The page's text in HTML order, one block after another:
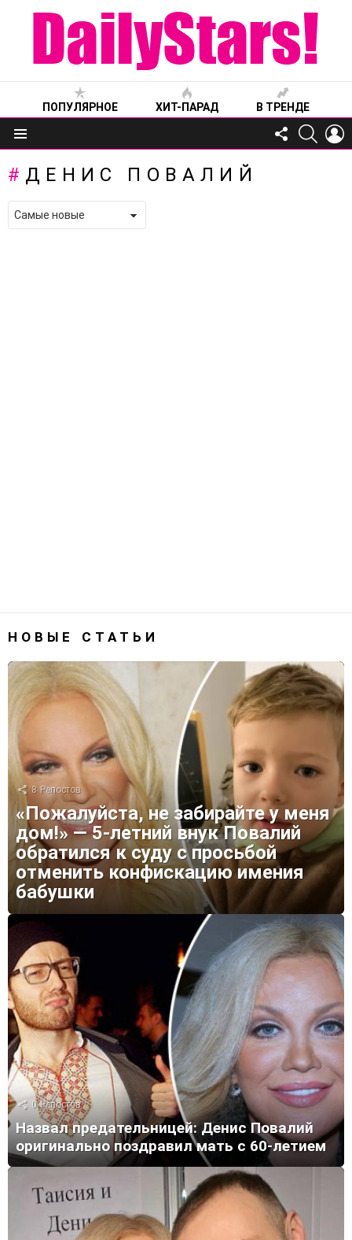
ПОПУЛЯРНОЕ ХИТ-ПАРАД В ТРЕНДЕ
Меню
FOLLOW
US
ДЕНИС ПОВАЛИЙ
НОВЫЕ СТАТЬИ
8 Репостов
«Пожалуйста, не забирайте у меня
дом!» — 5-летний внук Повалий
обратился к суду с просьбой
отменить конфискацию имения
бабушки
0 Репостов
Назвал предательницей: Денис Повалий
оригинально поздравил мать с 60-летием